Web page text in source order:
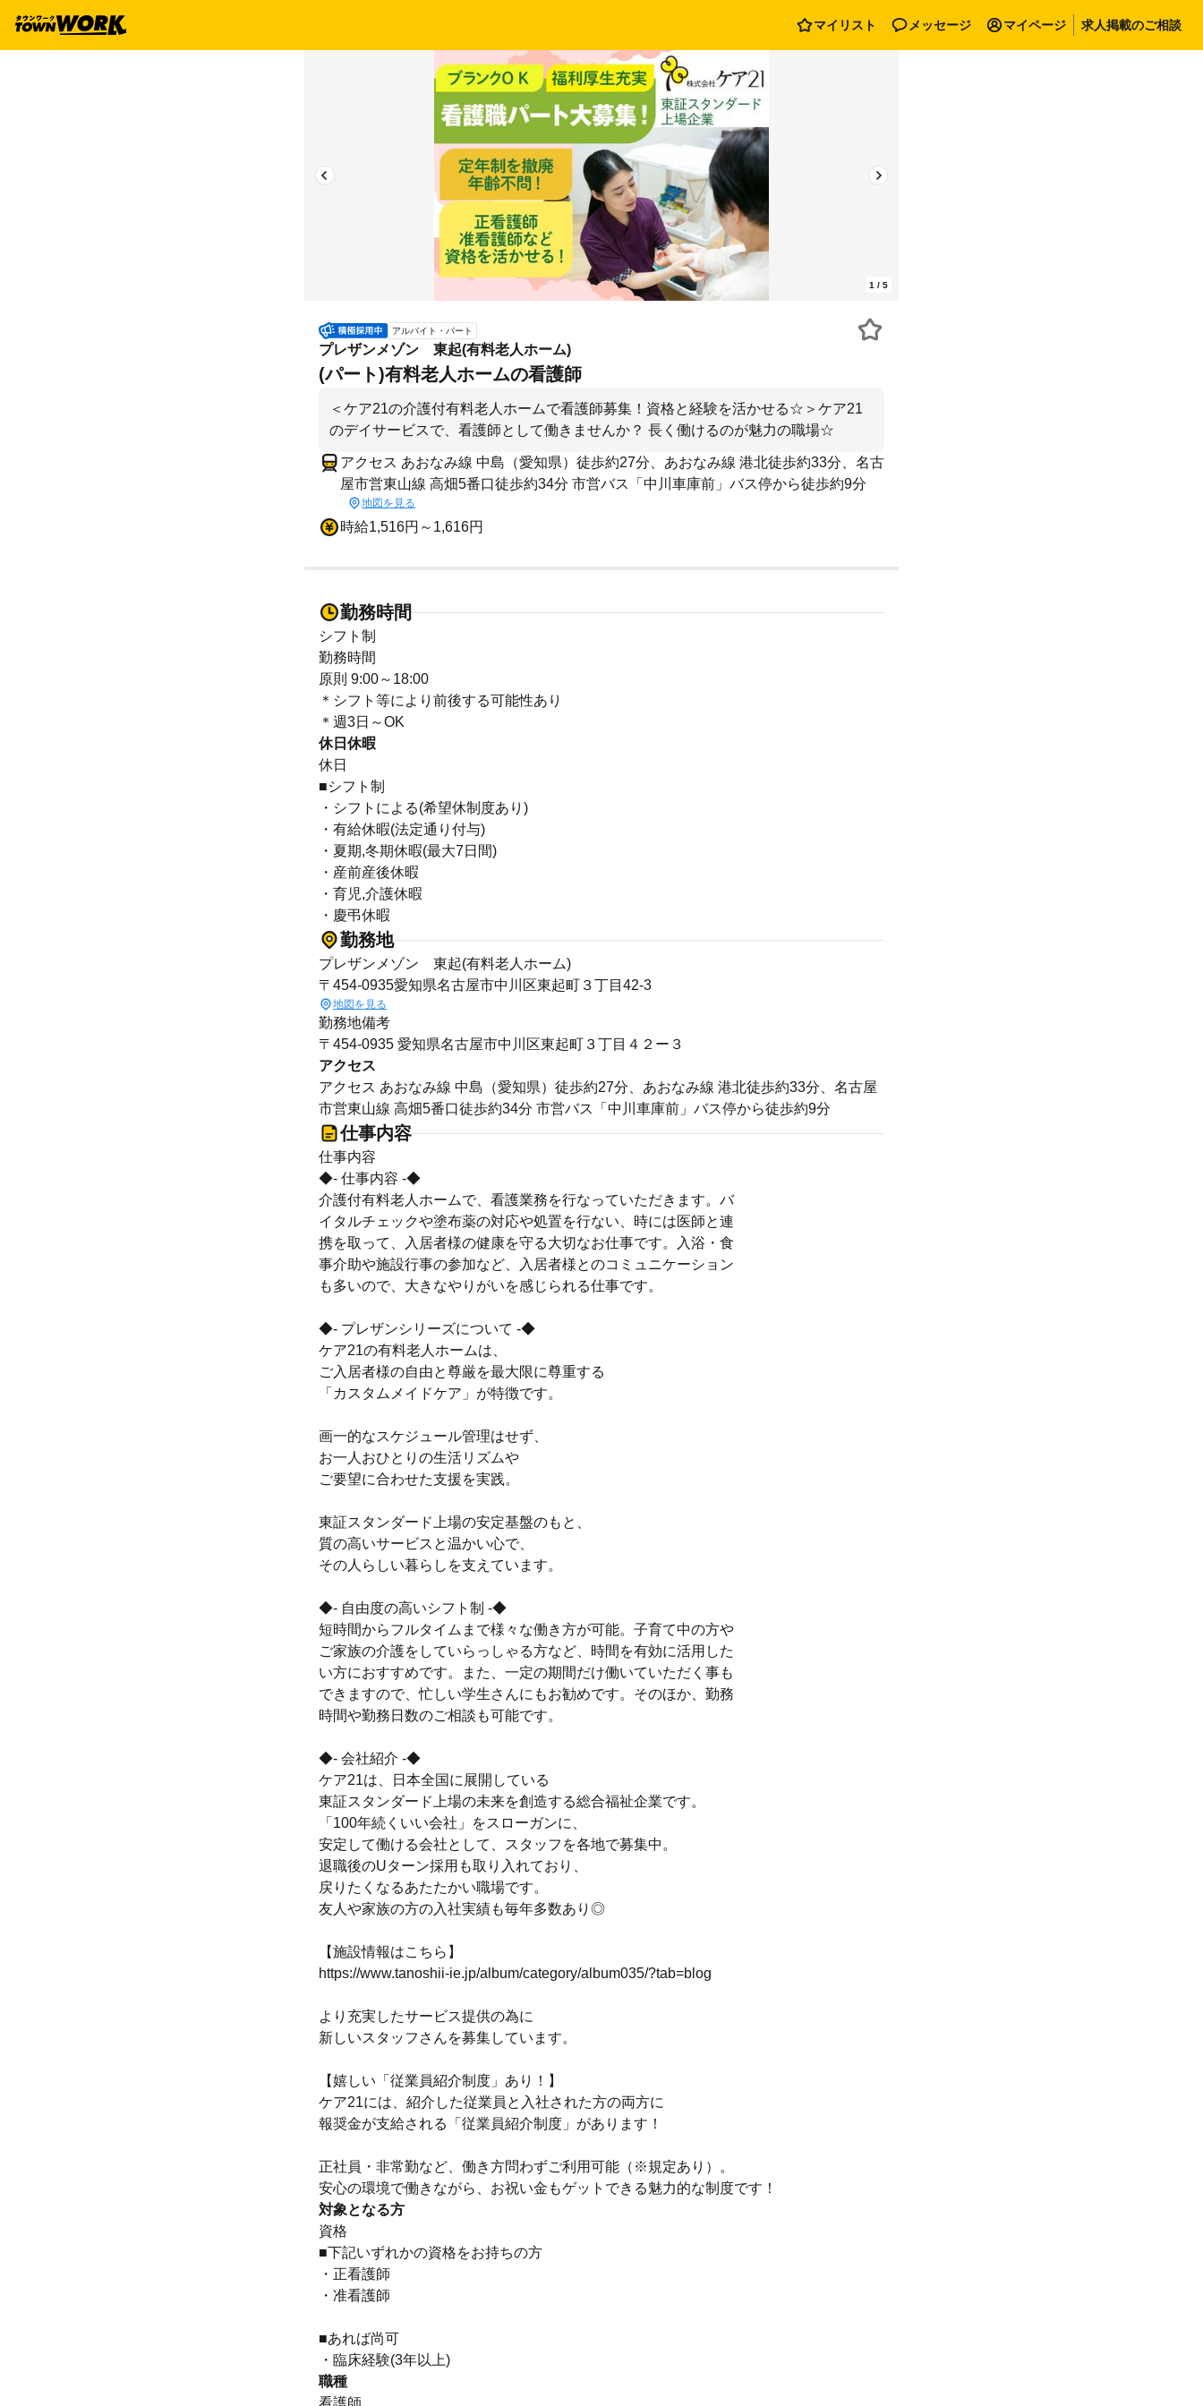
マイリスト メッセージ マイページ 求人掲載のご相談
1 / 5
アルバイト・パート
プレザンメゾン 東起(有料老人ホーム)
(パート)有料老人ホームの看護師
＜ケア21の介護付有料老人ホームで看護師募集！資格と経験を活かせる☆＞ケア21
のデイサービスで、看護師として働きませんか？ 長く働けるのが魅力の職場☆
アクセス あおなみ線 中島（愛知県）徒歩約27分、あおなみ線 港北徒歩約33分、名古
屋市営東山線 高畑5番口徒歩約34分 市営バス「中川車庫前」バス停から徒歩約9分
地図を見る
時給1,516円～1,616円
勤務時間
シフト制
勤務時間
原則 9:00～18:00
＊シフト等により前後する可能性あり
＊週3日～OK
休日休暇
休日
■シフト制
・シフトによる(希望休制度あり)
・有給休暇(法定通り付与)
・夏期,冬期休暇(最大7日間)
・産前産後休暇
・育児,介護休暇
・慶弔休暇
勤務地
プレザンメゾン 東起(有料老人ホーム)
〒454-0935愛知県名古屋市中川区東起町３丁目42-3
地図を見る
勤務地備考
〒454-0935 愛知県名古屋市中川区東起町３丁目４２ー３
アクセス
アクセス あおなみ線 中島（愛知県）徒歩約27分、あおなみ線 港北徒歩約33分、名古屋
市営東山線 高畑5番口徒歩約34分 市営バス「中川車庫前」バス停から徒歩約9分
仕事内容
仕事内容
◆- 仕事内容 -◆
介護付有料老人ホームで、看護業務を行なっていただきます。バ
イタルチェックや塗布薬の対応や処置を行ない、時には医師と連
携を取って、入居者様の健康を守る大切なお仕事です。入浴・食
事介助や施設行事の参加など、入居者様とのコミュニケーション
も多いので、大きなやりがいを感じられる仕事です。
◆- プレザンシリーズについて -◆
ケア21の有料老人ホームは、
ご入居者様の自由と尊厳を最大限に尊重する
「カスタムメイドケア」が特徴です。
画一的なスケジュール管理はせず、
お一人おひとりの生活リズムや
ご要望に合わせた支援を実践。
東証スタンダード上場の安定基盤のもと、
質の高いサービスと温かい心で、
その人らしい暮らしを支えています。
◆- 自由度の高いシフト制 -◆
短時間からフルタイムまで様々な働き方が可能。子育て中の方や
ご家族の介護をしていらっしゃる方など、時間を有効に活用した
い方におすすめです。また、一定の期間だけ働いていただく事も
できますので、忙しい学生さんにもお勧めです。そのほか、勤務
時間や勤務日数のご相談も可能です。
◆- 会社紹介 -◆
ケア21は、日本全国に展開している
東証スタンダード上場の未来を創造する総合福祉企業です。
「100年続くいい会社」をスローガンに、
安定して働ける会社として、スタッフを各地で募集中。
退職後のUターン採用も取り入れており、
戻りたくなるあたたかい職場です。
友人や家族の方の入社実績も毎年多数あり◎
【施設情報はこちら】
https://www.tanoshii-ie.jp/album/category/album035/?tab=blog
より充実したサービス提供の為に
新しいスタッフさんを募集しています。
【嬉しい「従業員紹介制度」あり！】
ケア21には、紹介した従業員と入社された方の両方に
報奨金が支給される「従業員紹介制度」があります！
正社員・非常勤など、働き方問わずご利用可能（※規定あり）。
安心の環境で働きながら、お祝い金もゲットできる魅力的な制度です！
対象となる方
資格
■下記いずれかの資格をお持ちの方
・正看護師
・准看護師
■あれば尚可
・臨床経験(3年以上)
職種
看護師